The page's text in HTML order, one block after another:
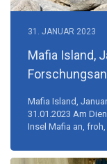
31. JANUAR 2023
Mafia Island,
Mafia Island,
31.01.2023 Am
Insel Mafia an, froh,